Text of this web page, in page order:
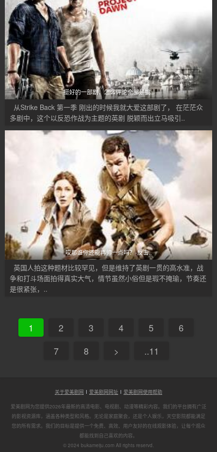
挺好的一部剧，怎么评论全部是挑..
从Strike Back 第一季 刚出的时候我就大爱这部剧了， 在茫茫众
多剧中，这个以反恐作战为主题的英剧 脱颖而出立马吸引..
哎那谁你还能再帅一点吗？-反击..
英国人拍这种题材比较罕见，但是维持了英剧一贯的高水准，战
争和打斗场面拍得真实大气，情节虽然小俗但是瑕不掩瑜，节奏还
是很紧张，..
1 2 3 4 5
6
7
8 > ..11
关于爱美剧网 爱美剧网网址 爱美剧网使用帮助
爱美剧网为您提供2026年最新的高清电影、电视剧、动漫等精彩内容。我们的平台拥有广泛
的影视资源库，涵盖各种类型和风格。无论是家庭聚会，还是个人娱乐，天空影院都能满足
您的所有需求。我们的目标是提供一个免费、高效、用户友好的在线观影体验，让每个观众
都能找到自己喜欢的内容。
© 2024 bukameiju.com All rights reservd.